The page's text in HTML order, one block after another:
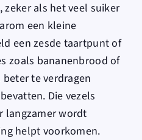
zeker als het veel suiker
een kleine
een zesde taartpunt of
zoals bananenbrood of
te verdragen
Die vezels
langzamer wordt
helpt voorkomen.